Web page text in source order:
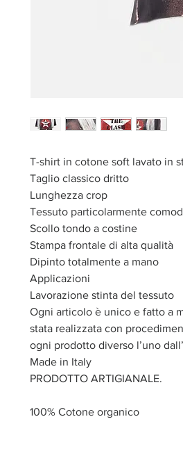
T-shirt in cotone soft lavato in
Taglio classico dritto
Lunghezza crop
Tessuto particolarmente
Scollo tondo a costine
Stampa frontale di alta qualità
Dipinto totalmente a mano
Applicazioni
Lavorazione stinta del tessuto
Ogni articolo è unico e fatto a
stata realizzata con
ogni prodotto diverso l’uno
Made in Italy
PRODOTTO ARTIGIANALE.
100% Cotone organico